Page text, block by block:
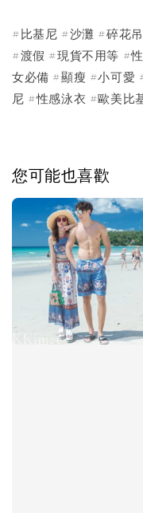
#比基尼 #沙灘 #碎花
#渡假 #現貨不用等 #
女必備 #顯瘦 #小可愛
尼 #性感泳衣 #歐美比
您可能也喜歡